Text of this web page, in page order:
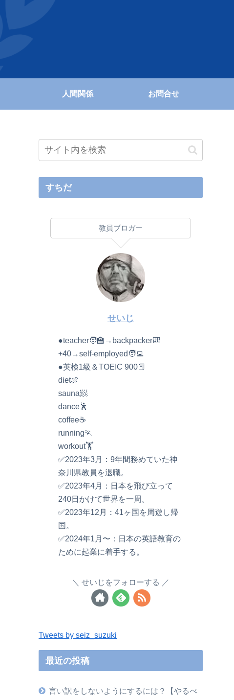
人間関係 お問合せ
すちだ
教員ブロガー
せいじ
●teacher🧑‍🏫→backpacker🎒
+40→self-employed🧑‍💻
●英検1級＆TOEIC 900📕
diet🍖
sauna🧖
dance🕺
coffee☕️
running🏃
workout🏋️
✅2023年3月：9年間務めていた神
奈川県教員を退職。
✅2023年4月：日本を飛び立って
240日かけて世界を一周。
✅2023年12月：41ヶ国を周遊し帰
国。
✅2024年1月〜：日本の英語教育の
ために起業に着手する。
せいじをフォローする
Tweets by seiz_suzuki
最近の投稿
言い訳をしないようにするには？【やるべ